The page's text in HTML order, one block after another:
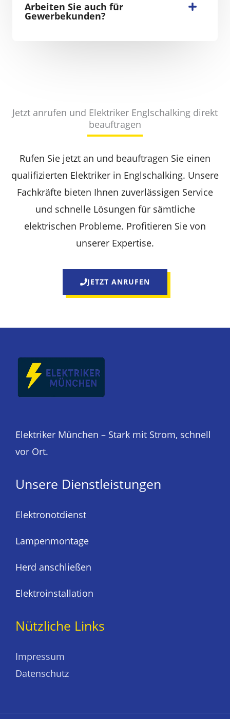
Arbeiten Sie auch für
Gewerbekunden?
Jetzt anrufen und Elektriker Englschalking direkt
beauftragen
Rufen Sie jetzt an und beauftragen Sie einen
qualifizierten Elektriker in Englschalking. Unsere
Fachkräfte bieten Ihnen zuverlässigen Service
und schnelle Lösungen für sämtliche
elektrischen Probleme. Profitieren Sie von
unserer Expertise.
JETZT ANRUFEN
Elektriker München – Stark mit Strom, schnell
vor Ort.
Unsere Dienstleistungen
Elektronotdienst
Lampenmontage
Herd anschließen
Elektroinstallation
Nützliche Links
Impressum
Datenschutz